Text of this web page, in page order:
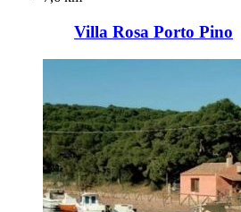
Villa Rosa Porto Pino